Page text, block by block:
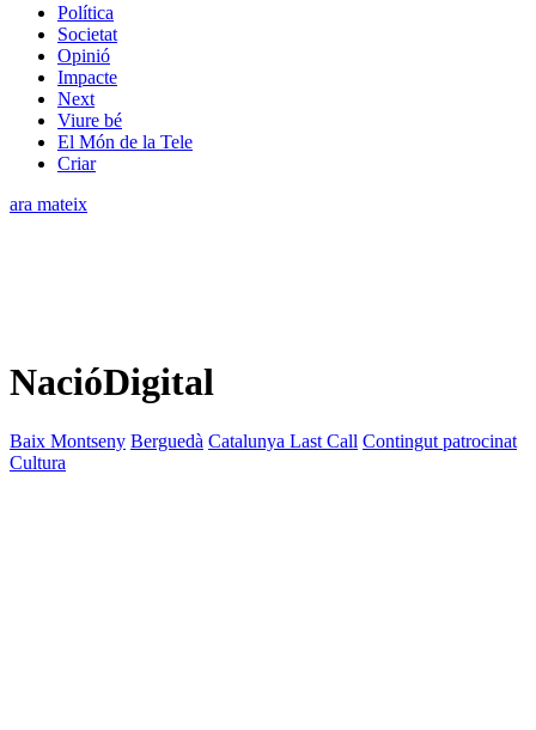
Política
Societat
Opinió
Impacte
Next
Viure bé
El Món de la Tele
Criar
ara mateix
NacióDigital
Baix Montseny Berguedà Catalunya Last Call Contingut patrocinat
Cultura